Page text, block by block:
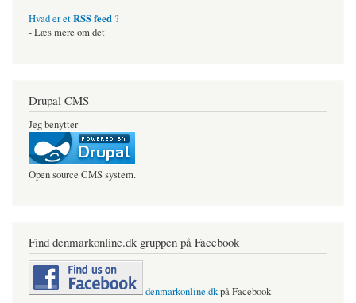
Hvad er etRSS feed ?
- Læs mere om det
Drupal CMS
Jeg benytter
Open source CMS system.
Find denmarkonline.dk gruppen på Facebook
denmarkonline.dkpå Facebook